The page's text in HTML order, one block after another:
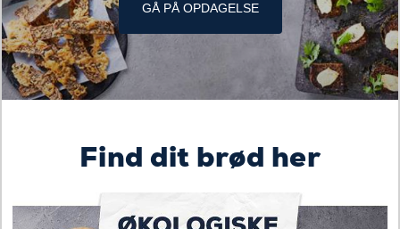
GÅ PÅ OPDAGELSE
Find dit brød her